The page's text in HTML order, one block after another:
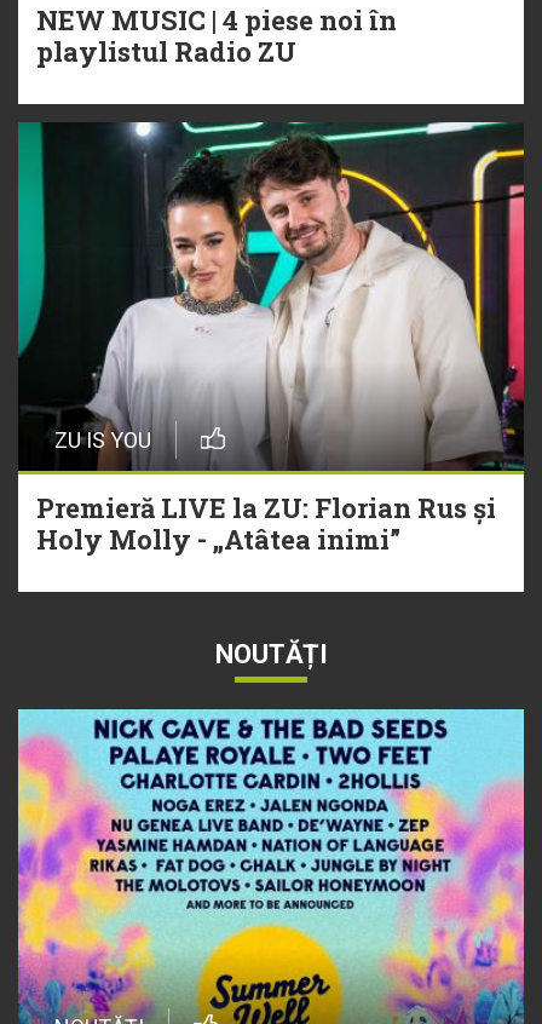
NEW MUSIC | 4 piese noi în
playlistul Radio ZU
ZU IS YOU
Premieră LIVE la ZU: Florian Rus și
Holy Molly - „Atâtea inimi”
NOUTĂȚI